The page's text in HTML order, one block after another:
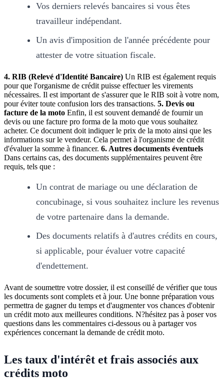
Vos derniers relevés bancaires si vous êtes
travailleur indépendant.
Un avis d'imposition de l'année précédente pour
attester de votre situation fiscale.
4. RIB (Relevé d'Identité Bancaire) Un RIB est également requis
pour que l'organisme de crédit puisse effectuer les virements
nécessaires. Il est important de s'assurer que le RIB soit à votre nom,
pour éviter toute confusion lors des transactions. 5. Devis ou
facture de la moto Enfin, il est souvent demandé de fournir un
devis ou une facture pro forma de la moto que vous souhaitez
acheter. Ce document doit indiquer le prix de la moto ainsi que les
informations sur le vendeur. Cela permet à l'organisme de crédit
d'évaluer la somme à financer. 6. Autres documents éventuels
Dans certains cas, des documents supplémentaires peuvent être
requis, tels que :
Un contrat de mariage ou une déclaration de
concubinage, si vous souhaitez inclure les revenus
de votre partenaire dans la demande.
Des documents relatifs à d'autres crédits en cours,
si applicable, pour évaluer votre capacité
d'endettement.
Avant de soumettre votre dossier, il est conseillé de vérifier que tous
les documents sont complets et à jour. Une bonne préparation vous
permettra de gagner du temps et d'augmenter vos chances d'obtenir
un crédit moto aux meilleures conditions. N?hésitez pas à poser vos
questions dans les commentaires ci-dessous ou à partager vos
expériences concernant la demande de crédit moto.
Les taux d'intérêt et frais associés aux
crédits moto